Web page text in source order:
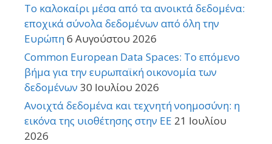
Το καλοκαίρι μέσα από τα ανοικτά δεδομένα:
εποχικά σύνολα δεδομένων από όλη την
Ευρώπη6 Αυγούστου 2026
Common European Data Spaces: Το επόμενο
βήμα για την ευρωπαϊκή οικονομία των
δεδομένων 30 Ιουλίου 2026
Ανοιχτά δεδομένα και τεχνητή νοημοσύνη: η
εικόνα της υιοθέτησης στην ΕΕ 21 Ιουλίου
2026